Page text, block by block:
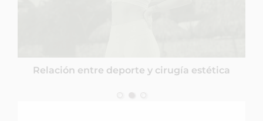
Relación entre deporte y cirugía estética